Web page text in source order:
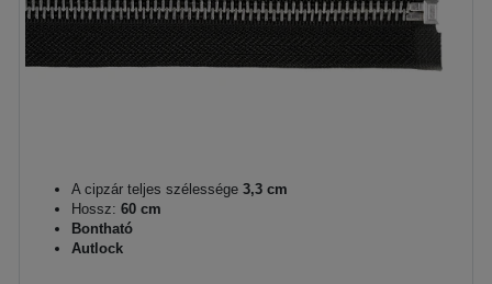
A cipzár teljes szélessége 3,3 cm
Hossz: 60 cm
Bontható
Autlock